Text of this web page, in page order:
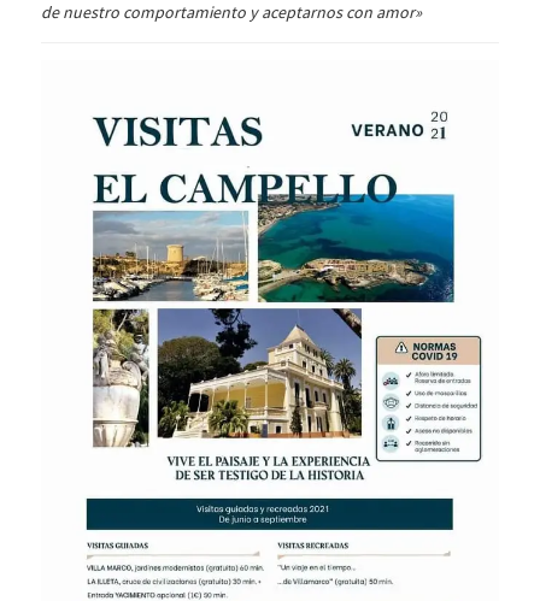
de nuestro comportamiento y aceptarnos con amor»